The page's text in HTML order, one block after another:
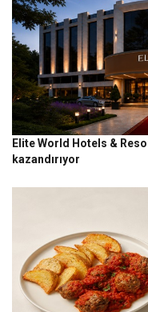
Elite World Hotels &
kazandırıyor